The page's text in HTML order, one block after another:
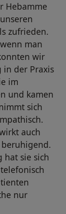
Hebamme
zufrieden.
man
wir
in der Praxis
im
und kamen
sich
auch
hat sie sich
nur